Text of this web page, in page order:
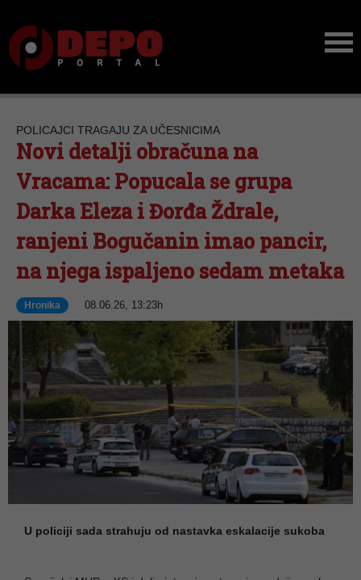
POLICAJCI TRAGAJU ZA UČESNICIMA
Novi detalji obračuna na
Vracama: Popucala se grupa
Darka Eleza i Đorđa Ždrale,
ranjeni Bogučanin imao pancir,
na njega ispaljeno sedam metaka
Hronika 08.06.26, 13:23h
U policiji sada strahuju od nastavka eskalacije sukoba